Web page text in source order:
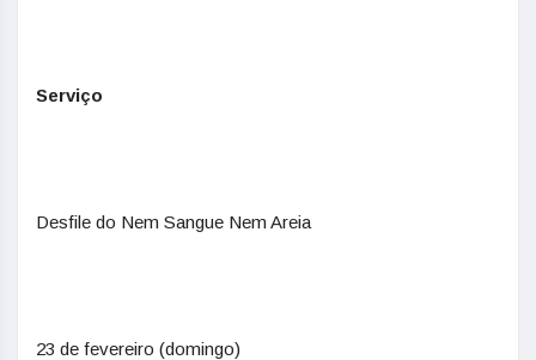
Serviço
Desfile do Nem Sangue Nem Areia
23 de fevereiro (domingo)